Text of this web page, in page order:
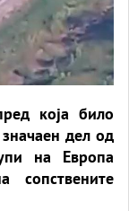
која било
дел од
на Европа